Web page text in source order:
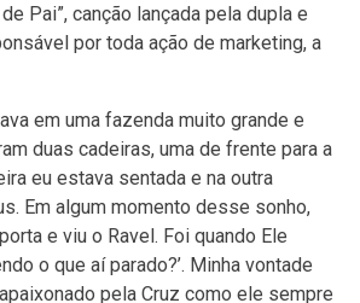
Pai”, canção lançada pela dupla e
por toda ação de marketing, a
em uma fazenda muito grande e
duas cadeiras, uma de frente para a
eu estava sentada e na outra
Em algum momento desse sonho,
e viu o Ravel. Foi quando Ele
o que aí parado?’. Minha vontade
pela Cruz como ele sempre